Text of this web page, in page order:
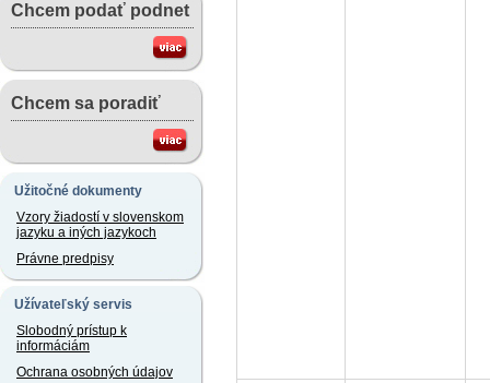
Chcem podať podnet
Chcem sa poradiť
Užitočné dokumenty
Vzory žiadostí v slovenskom
jazyku a iných jazykoch
Právne predpisy
Užívateľský servis
Slobodný prístup k
informáciám
Ochrana osobných údajov